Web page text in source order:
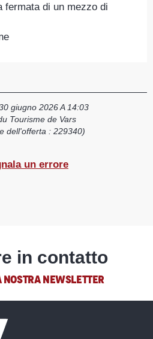
fermata di un mezzo di
giugno 2026 A 14:03
Tourisme de Vars
dell'offerta : 229340)
un errore
in contatto
NEWSLETTER